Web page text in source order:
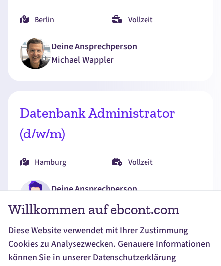
Willkommen auf ebcont.com
Diese Website verwendet mit Ihrer Zustimmung
Cookies zu Analysezwecken. Genauere Informationen
können Sie in unserer Datenschutzerklärung
Berlin Vollzeit
Deine Ansprechperson
Michael Wappler
Datenbank Administrator
(d/w/m)
Hamburg Vollzeit
Deine Ansprechperson
Schlatermund
Senior DevOps (d/w/m)